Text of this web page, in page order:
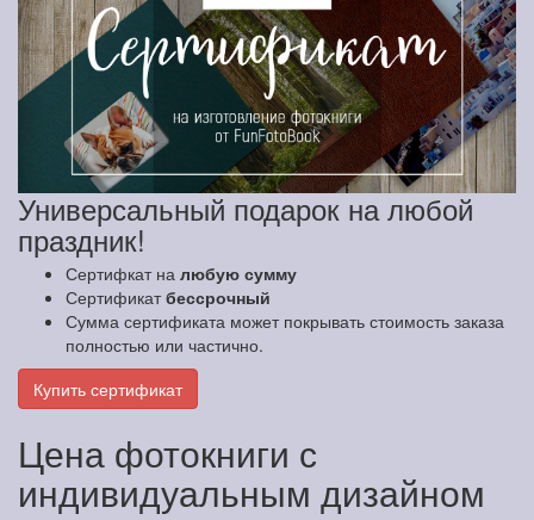
Универсальный подарок на любой
праздник!
Сертифкат на любую сумму
Сертификатбессрочный
Сумма сертификата может покрывать стоимость заказа
полностью или частично.
Купить сертификат
Цена фотокниги с
индивидуальным дизайном